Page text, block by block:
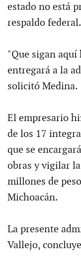
estado no está
respaldo federal.
"Que sigan aquí
entregará a la
solicitó Medina.
El empresario
de los 17
que se
obras y vigilar
millones de
Michoacán.
La presente
Vallejo,